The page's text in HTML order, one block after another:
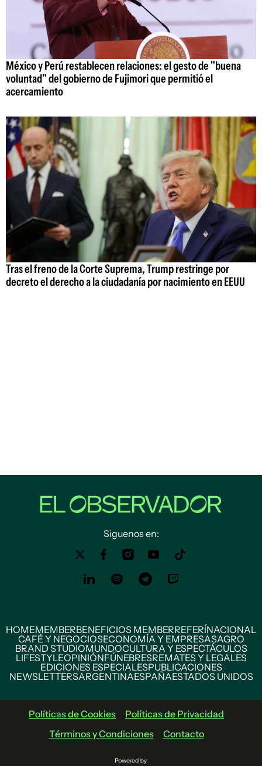
México y Perú restablecen relaciones: el gesto de "buena
voluntad" del gobierno de Fujimori que permitió el
acercamiento
Tras el freno de la Corte Suprema, Trump restringe por
decreto el derecho a la ciudadanía por nacimiento en EEUU
Siguenos en:
HOMEMEMBERBENEFICIOS MEMBERREFERÍNACIONAL
CAFÉ Y NEGOCIOSECONOMÍA Y EMPRESASAGRO
BRAND STUDIOMUNDOCULTURA Y ESPECTÁCULOS
LIFESTYLEOPINIÓNFÚNEBRESREMATES Y LEGALES
EDICIONES ESPECIALESPUBLICACIONES
NEWSLETTERSARGENTINAESPAÑAESTADOS UNIDOS
Políticas de Cookies
Políticas de Privacidad
Términos y Condiciones
Contacto